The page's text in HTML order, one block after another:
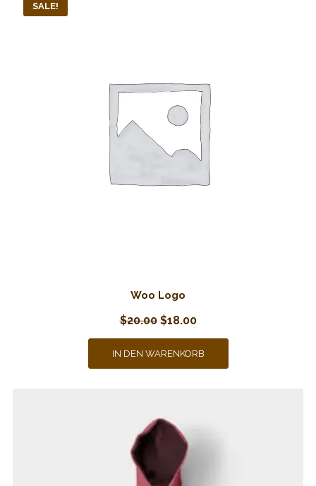
SALE!
Woo Logo
$20.00 Ursprünglicher
Preis
$18.00Aktueller
Preis
IN DEN WARENKORB